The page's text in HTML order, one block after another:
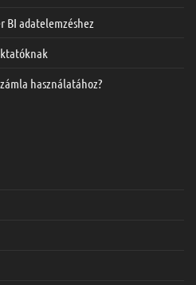
BI adatelemzéshez
használatához?